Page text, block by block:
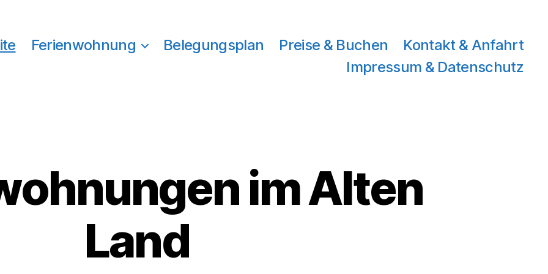
Ferienwohnung Belegungsplan Preise & Buchen
Kontakt & Anfahrt
Impressum & Datenschutz
im Alten
Land